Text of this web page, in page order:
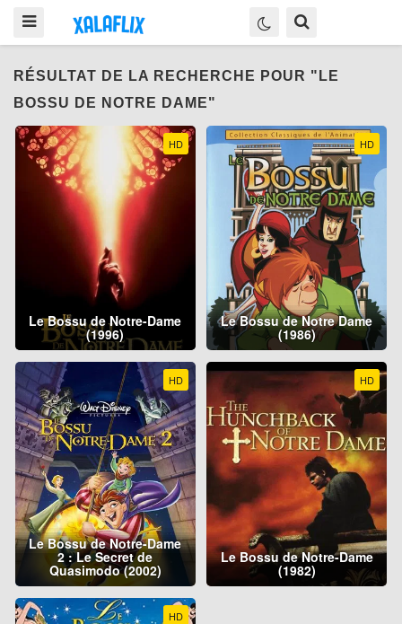
RÉSULTAT DE LA RECHERCHE POUR "LE
BOSSU DE NOTRE DAME"
HD
Le Bossu de Notre-Dame
(1996)
HD
Le Bossu de Notre Dame
(1986)
HD
Le Bossu de Notre-Dame
2 : Le Secret de
Quasimodo (2002)
HD
Le Bossu de Notre-Dame
(1982)
HD